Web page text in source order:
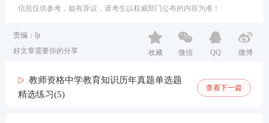
信息仅供参考，如有异议，请考生以权威部门公布的内容为准！
责编：ljt
好文章需要你的分享
收藏 微信 QQ 微博
教师资格中学教育知识历年真题单选题
精选练习(5)
查看下一篇